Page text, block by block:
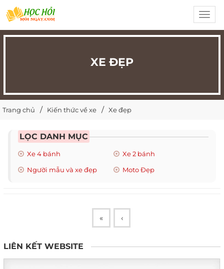
XE ĐẸP
Trang chủ Kiến thức về xe Xe đẹp
LỌC DANH MỤC
Xe 4 bánh
Xe 2 bánh
Người mẫu và xe đẹp
Moto Đẹp
« ‹
LIÊN KẾT WEBSITE